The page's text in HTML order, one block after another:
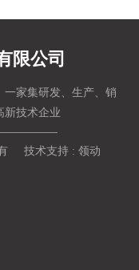
限公司
家集研发、生产、销
新技术企业
有 技术支持 : 领动